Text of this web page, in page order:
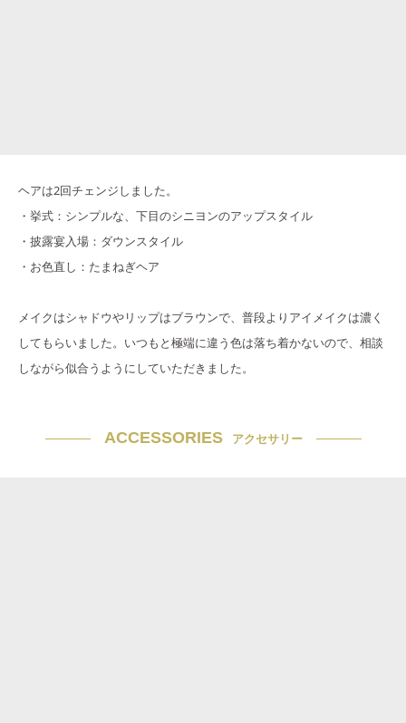
ヘアは2回チェンジしました。
・挙式：シンプルな、下目のシニヨンのアップスタイル
・披露宴入場：ダウンスタイル
・お色直し：たまねぎヘア
メイクはシャドウやリップはブラウンで、普段よりアイメイクは濃く
してもらいました。いつもと極端に違う色は落ち着かないので、相談
しながら似合うようにしていただきました。
ACCESSORIES アクセサリー